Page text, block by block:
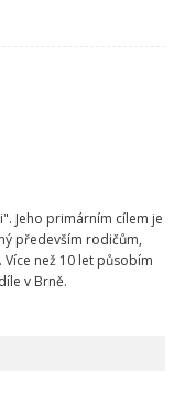
Jeho primárním cílem je
především rodičům,
než 10 let působím
v Brně.